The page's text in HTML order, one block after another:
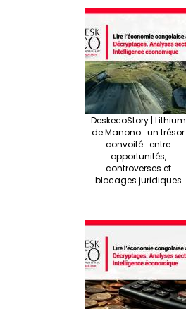
DeskecoStory | Lithium
de Manono : un trésor
convoité : entre
opportunités,
controverses et
blocages juridiques